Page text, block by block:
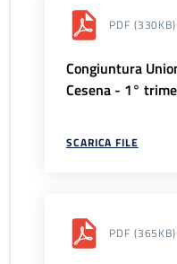
PDF (330KB)
Congiuntura
Cesena - 1°
SCARICA FILE
PDF (365KB)